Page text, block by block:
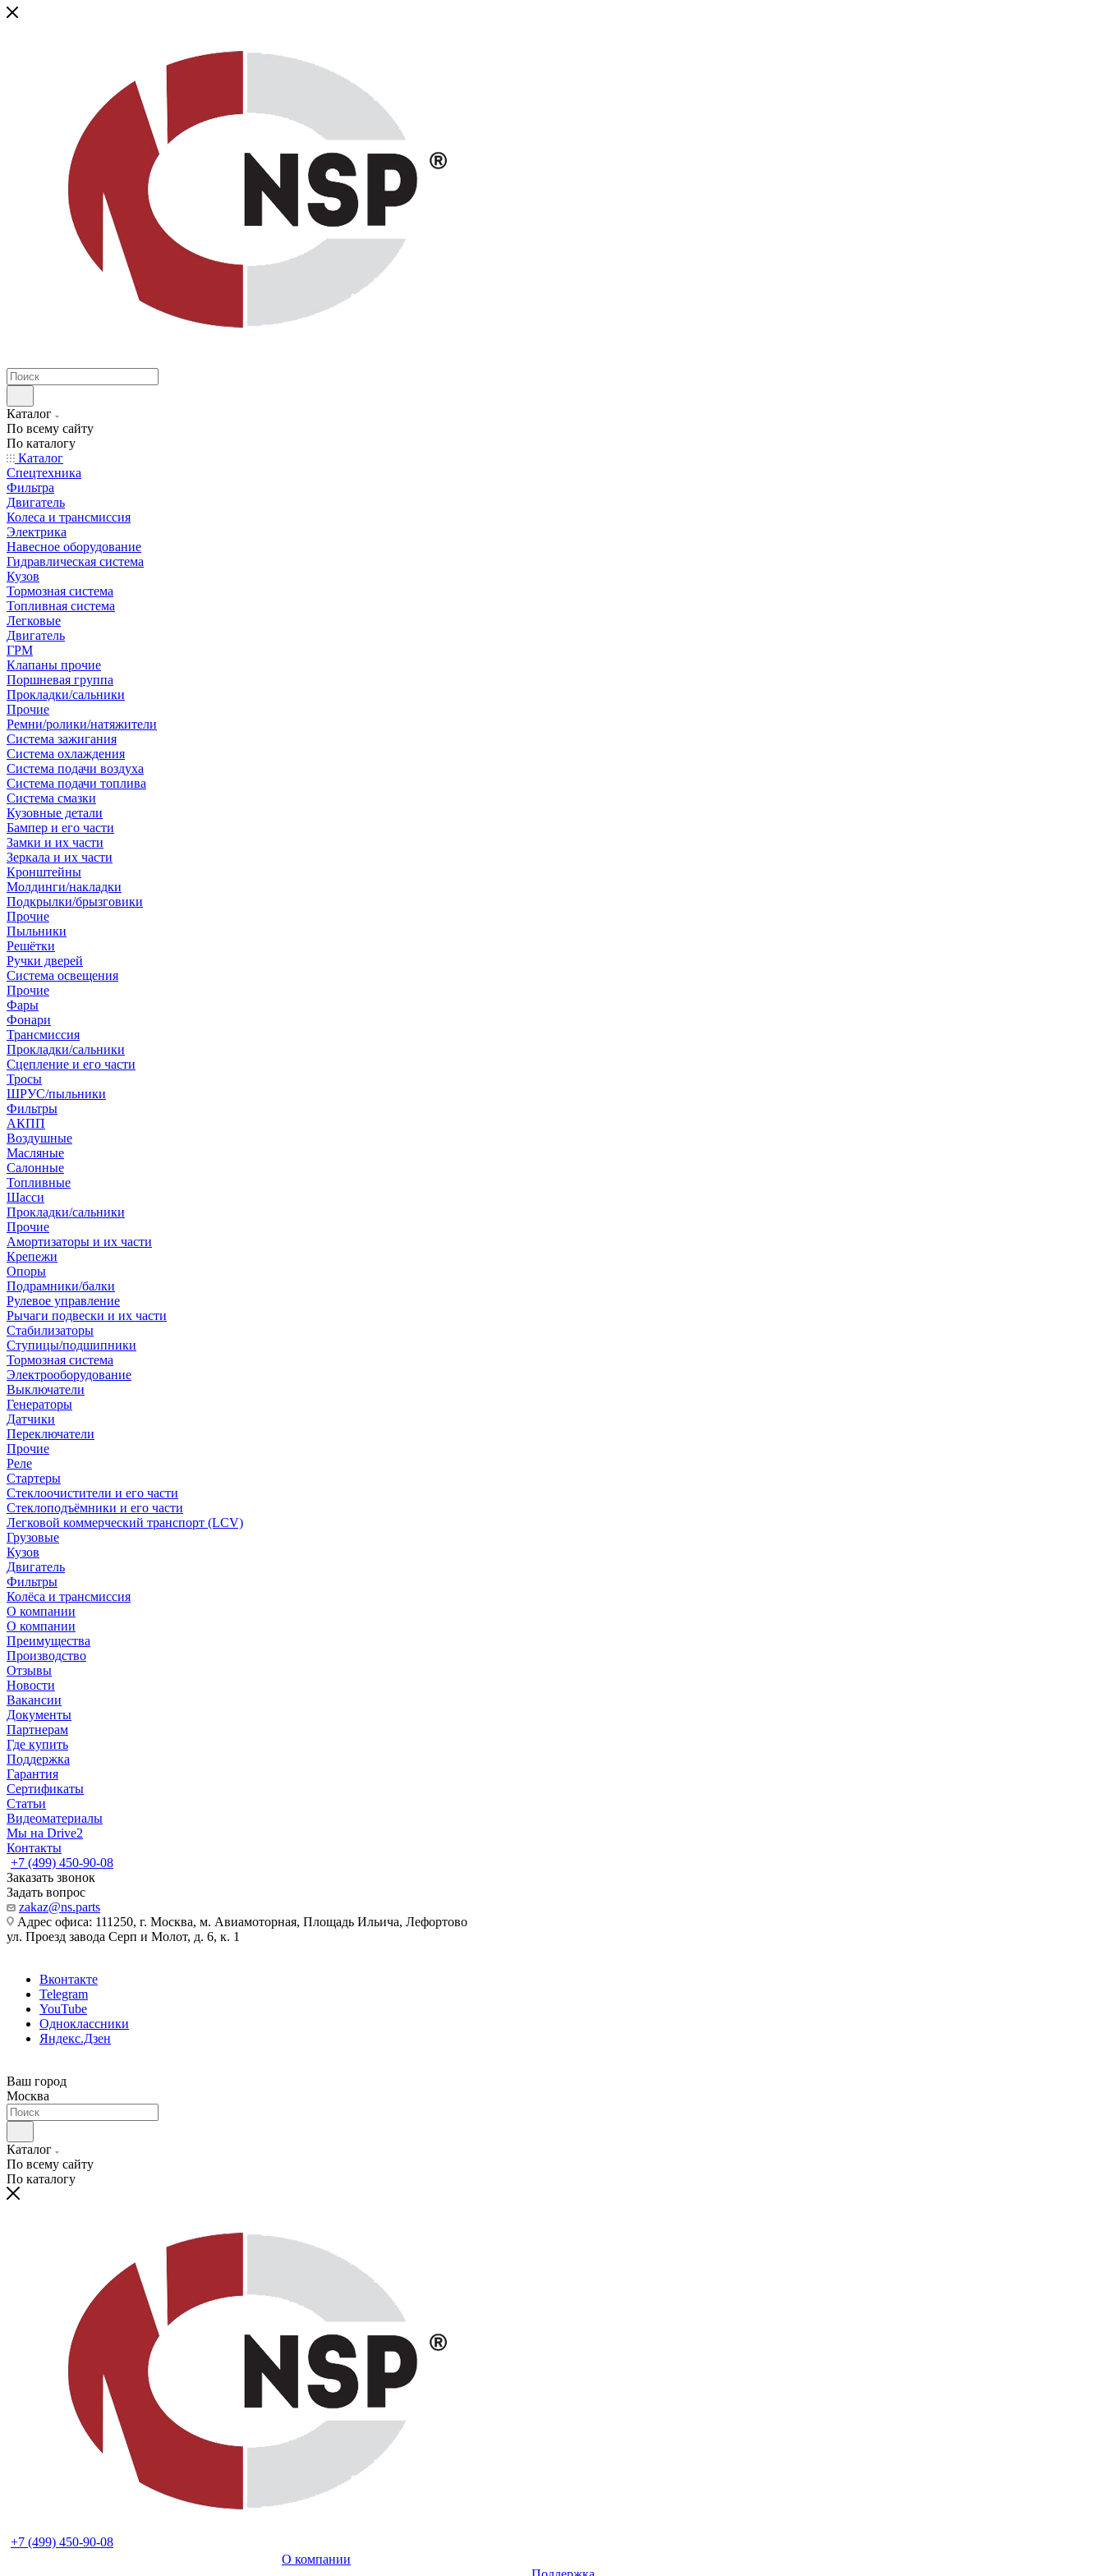
Каталог
По всему сайту
По каталогу
Каталог
Спецтехника
Фильтра
Двигатель
Колеса и трансмиссия
Электрика
Навесное оборудование
Гидравлическая система
Кузов
Тормозная система
Топливная система
Легковые
Двигатель
ГРМ
Клапаны прочие
Поршневая группа
Прокладки/сальники
Прочие
Ремни/ролики/натяжители
Система зажигания
Система охлаждения
Система подачи воздуха
Система подачи топлива
Система смазки
Кузовные детали
Бампер и его части
Замки и их части
Зеркала и их части
Кронштейны
Молдинги/накладки
Подкрылки/брызговики
Прочие
Пыльники
Решётки
Ручки дверей
Система освещения
Прочие
Фары
Фонари
Трансмиссия
Прокладки/сальники
Сцепление и его части
Тросы
ШРУС/пыльники
Фильтры
АКПП
Воздушные
Масляные
Салонные
Топливные
Шасси
Прокладки/сальники
Прочие
Амортизаторы и их части
Крепежи
Опоры
Подрамники/балки
Рулевое управление
Рычаги подвески и их части
Стабилизаторы
Ступицы/подшипники
Тормозная система
Электрооборудование
Выключатели
Генераторы
Датчики
Переключатели
Прочие
Реле
Стартеры
Стеклоочистители и его части
Стеклоподъёмники и его части
Легковой коммерческий транспорт (LCV)
Грузовые
Кузов
Двигатель
Фильтры
Колёса и трансмиссия
О компании
О компании
Преимущества
Производство
Отзывы
Новости
Вакансии
Документы
Партнерам
Где купить
Поддержка
Гарантия
Сертификаты
Статьи
Видеоматериалы
Мы на Drive2
Контакты
+7 (499) 450-90-08
Заказать звонок
Задать вопрос
zakaz@ns.parts
Адрес офиса: 111250, г. Москва, м. Авиамоторная, Площадь Ильича, Лефортово
ул. Проезд завода Серп и Молот, д. 6, к. 1
Вконтакте
Telegram
YouTube
Одноклассники
Яндекс.Дзен
Ваш город
Москва
Каталог
По всему сайту
По каталогу
+7 (499) 450-90-08
О компании